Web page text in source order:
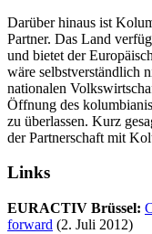
Darüber hinaus ist
Partner. Das Land
und bietet der
wäre selbstverständlich
nationalen
Öffnung des
zu überlassen. Kurz
der Partnerschaft mit
Links
EURACTIV Brüssel:
forward (2. Juli 2012)